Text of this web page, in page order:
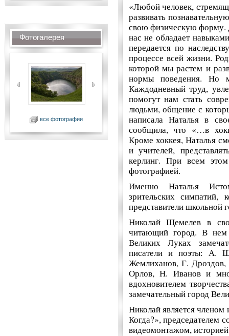
Фотогалерея
все фотографии
«Любой человек,
развивать
свою физическую форму.
нас не обладает
передается по
процессе всей жизни.
которой мы растем и
нормы поведения. Но
Каждодневный труд,
помогут нам стать
людьми, общение с
написала Наталья в
сообщила, что «…в
Кроме хоккея, Наталья
и учителей,
керлинг. При всем
фотографией.
Именно Наталья
зрительских
представители школьной
Николай Щемелев в
читающий город. В
Великих Луках
писатели и поэты: А.
Жемлиханов, Г.
Орлов, Н. Иванов и
вдохновителем
замечательный город
Николай является членом
Когда?», председателем
видеомонтажом,